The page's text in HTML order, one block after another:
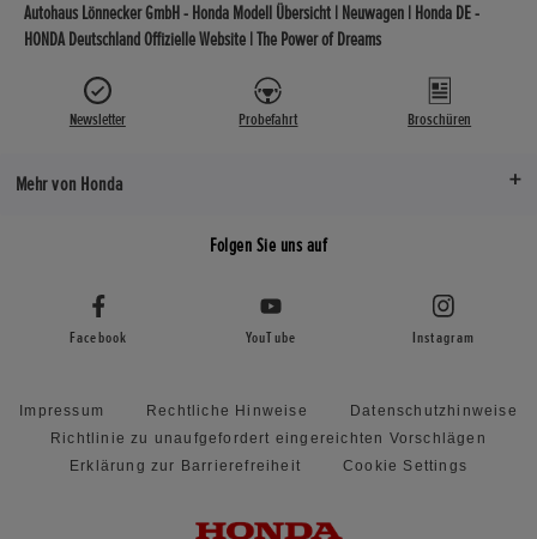
Autohaus Lönnecker GmbH - Honda Modell Übersicht | Neuwagen | Honda DE -
HONDA Deutschland Offizielle Website | The Power of Dreams
Newsletter Probefahrt Broschüren
Mehr von Honda
Folgen Sie uns auf
Facebook YouTube Instagram
Impressum Rechtliche Hinweise
Datenschutzhinweise
Richtlinie zu unaufgefordert eingereichten Vorschlägen
Erklärung zur Barrierefreiheit
Cookie Settings